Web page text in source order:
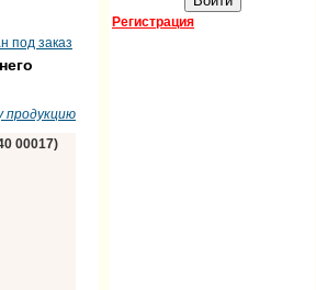
продукцию
00017)
Регистрация